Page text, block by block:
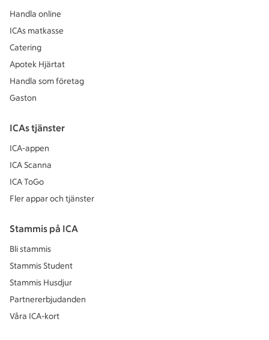
Handla online
ICAs matkasse
Catering
Apotek Hjärtat
Handla som företag
Gaston
ICAs tjänster
ICA-appen
ICA Scanna
ICA ToGo
Fler appar och tjänster
Stammis på ICA
Bli stammis
Stammis Student
Stammis Husdjur
Partnererbjudanden
Våra ICA-kort